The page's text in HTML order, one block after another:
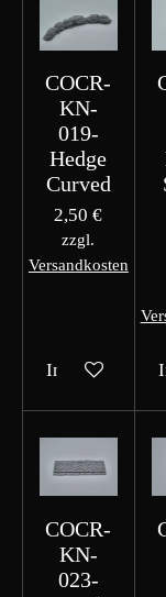
COCR-
KN-
019-
Hedge
Curved
2,50 €
zzgl.
Versandkosten
In den
COCR-
KN-
023-